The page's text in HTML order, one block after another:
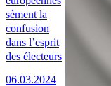
sèment la
confusion
dans l’esprit
des électeurs
06.03.2024